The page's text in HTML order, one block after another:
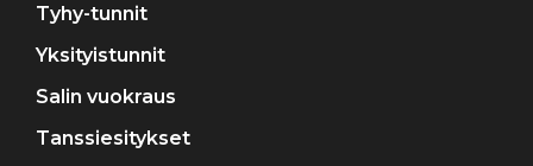
Tyhy-tunnit
Yksityistunnit
Salin vuokraus
Tanssiesitykset